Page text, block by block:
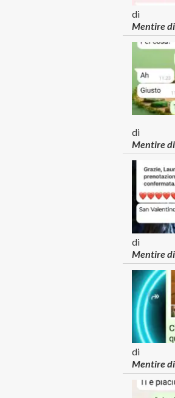
di
Mentire
di
Mentire
di
Mentire
di
Mentire